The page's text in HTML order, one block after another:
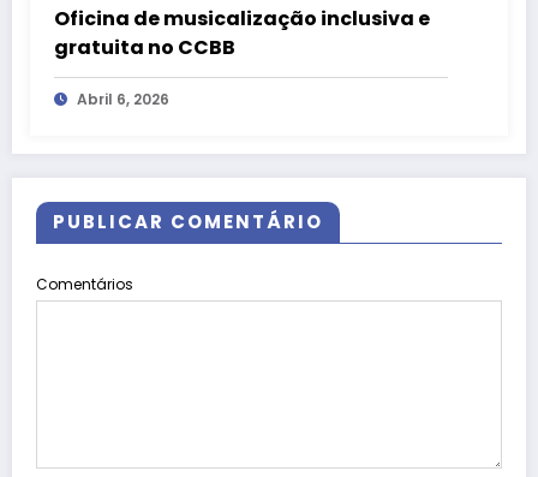
Oficina de musicalização inclusiva e
gratuita no CCBB
Abril 6, 2026
PUBLICAR COMENTÁRIO
Comentários